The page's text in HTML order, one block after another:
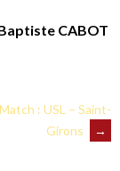
CABOT
: USL – Saint-
Girons
→